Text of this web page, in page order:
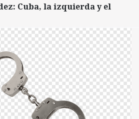
Cuba, la izquierda y el